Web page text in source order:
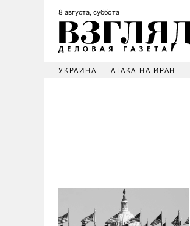
8 августа, суббота
УКРАИНА АТАКА НА ИРАН